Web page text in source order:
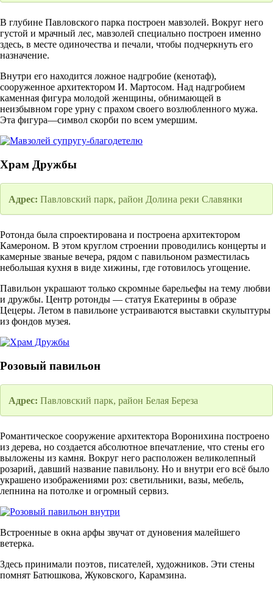
В глубине Павловского парка построен мавзолей. Вокруг него
густой и мрачный лес, мавзолей специально построен именно
здесь, в месте одиночества и печали, чтобы подчеркнуть его
назначение.
Внутри его находится ложное надгробие (кенотаф),
сооруженное архитектором И. Мартосом. Над надгробием
каменная фигура молодой женщины, обнимающей в
неизбывном горе урну с прахом своего возлюбленного мужа.
Эта фигура—символ скорби по всем умершим.
Храм Дружбы
Адрес: Павловский парк, район Долина реки Славянки
Ротонда была спроектирована и построена архитектором
Камероном. В этом круглом строении проводились концерты и
камерные званые вечера, рядом с павильоном разместилась
небольшая кухня в виде хижины, где готовилось угощение.
Павильон украшают только скромные барельефы на тему любви
и дружбы. Центр ротонды — статуя Екатерины в образе
Цецеры. Летом в павильоне устраиваются выставки скульптуры
из фондов музея.
Розовый павильон
Адрес: Павловский парк, район Белая Береза
Романтическое сооружение архитектора Воронихина построено
из дерева, но создается абсолютное впечатление, что стены его
выложены из камня. Вокруг него расположен великолепный
розарий, давший название павильону. Но и внутри его всё было
украшено изображениями роз: светильники, вазы, мебель,
лепнина на потолке и огромный сервиз.
Встроенные в окна арфы звучат от дуновения малейшего
ветерка.
Здесь принимали поэтов, писателей, художников. Эти стены
помнят Батюшкова, Жуковского, Карамзина.